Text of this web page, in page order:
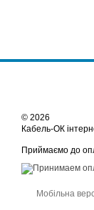
© 2026
Кабель-ОК
Приймаємо до
Мобільна